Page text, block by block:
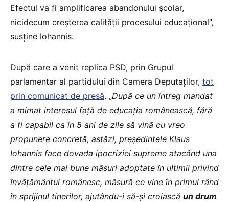
Efectul va fi amplificarea abandonului școlar,
nicidecum creșterea calității procesului educațional”,
susține Iohannis.
După care a venit replica PSD, prin Grupul
parlamentar al partidului din Camera Deputaților, tot
prin comunicat de presă. „După ce un întreg mandat
a mimat interesul față de educația românească, fără
a fi capabil ca în 5 ani de zile să vină cu vreo
propunere concretă, astăzi, președintele Klaus
Iohannis face dovada ipocriziei supreme atacând una
dintre cele mai bune măsuri adoptate în ultimii privind
învățământul românesc, măsură ce vine în primul rând
în sprijinul tinerilor, ajutându-i să-și croiască un drum